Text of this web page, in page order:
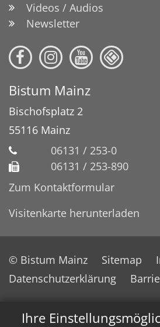
Ihre
Videos / Audios
Newsletter
Bistum Mainz
Bischofsplatz 2
55116 Mainz
06131 / 253-0
06131 / 253-890
Zum Kontaktformular
Visitenkarte herunterladen
© Bistum Mainz Sitemap
Datenschutzerklärung